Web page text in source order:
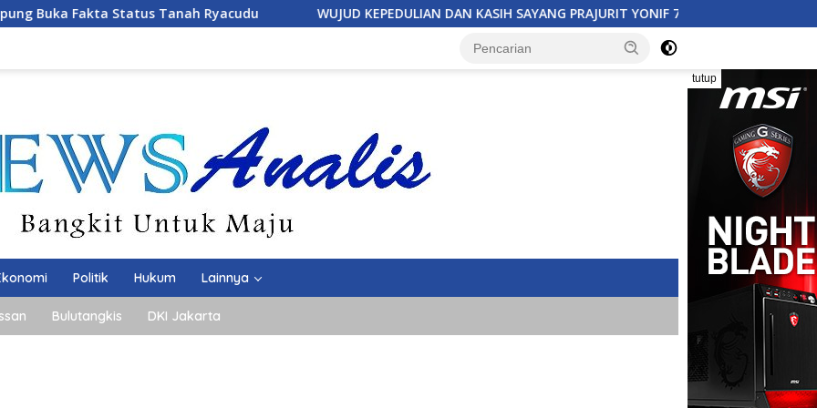
WUJUD KEPEDULIAN DAN KASIH SAYANG PRAJURIT YONIF 7 MARINIR UNTUK ANAK-ANAK PONDOK PESANTREN
tutup
Politik Hukum Lainnya
Bulutangkis DKI Jakarta